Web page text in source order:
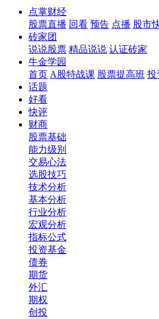
点掌财经
股票直播 回看 预告 点播 股市
砖家团
说说股票 精品说说 认证砖家
牛金学园
首页 A股特战课 股票提高班 投
话题
好看
快评
财商
股票基础
能力级别
交易心法
选股技巧
技术分析
基本分析
行业分析
宏观分析
指标公式
投资基金
债券
期货
外汇
期权
创投